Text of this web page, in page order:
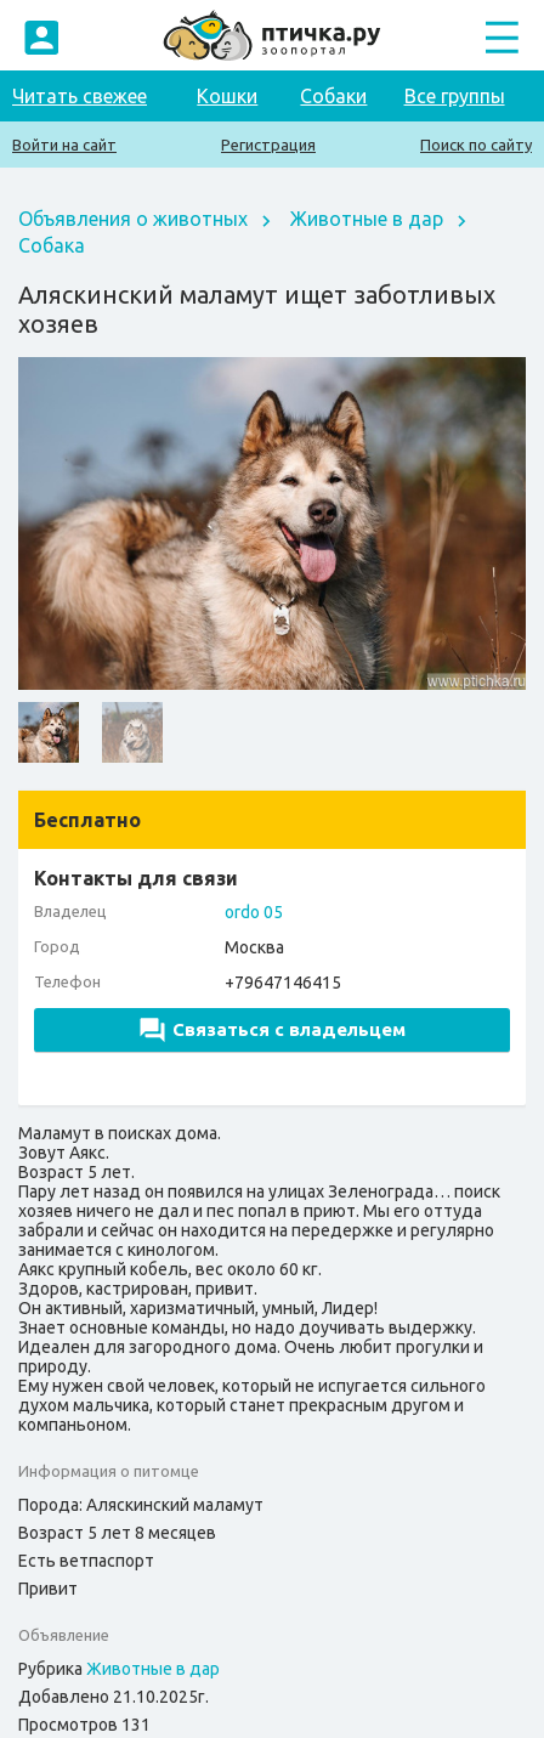
Читать свежее Кошки Собаки Все группы
Войти на сайт Регистрация Поиск по сайту
Объявления о животных
Животные в дар
Собака
Аляскинский маламут ищет заботливых
хозяев
Бесплатно
Контакты для связи
Владелец ordo 05
Город Москва
Телефон +79647146415
Связаться с владельцем
Маламут в поисках дома.
Зовут Аякс.
Возраст 5 лет.
Пару лет назад он появился на улицах Зеленограда… поиск
хозяев ничего не дал и пес попал в приют. Мы его оттуда
забрали и сейчас он находится на передержке и регулярно
занимается с кинологом.
Аякс крупный кобель, вес около 60 кг.
Здоров, кастрирован, привит.
Он активный, харизматичный, умный, Лидер!
Знает основные команды, но надо доучивать выдержку.
Идеален для загородного дома. Очень любит прогулки и
природу.
Ему нужен свой человек, который не испугается сильного
духом мальчика, который станет прекрасным другом и
компаньоном.
Информация о питомце
Порода: Аляскинский маламут
Возраст 5 лет 8 месяцев
Есть ветпаспорт
Привит
Объявление
Рубрика Животные в дар
Добавлено 21.10.2025г.
Просмотров 131